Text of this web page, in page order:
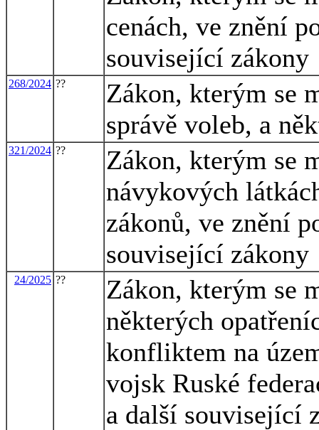
cenách, ve znění
související zákony
268/2024 ??
Zákon, kterým se
správě voleb, a
321/2024 ??
Zákon, kterým se
návykových
zákonů, ve znění
související zákony
24/2025 ??
Zákon, kterým se
některých
konfliktem na
vojsk Ruské
a další související